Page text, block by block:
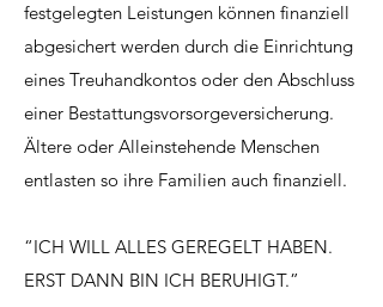
festgelegten Leistungen können finanziell
abgesichert werden durch die Einrichtung
eines Treuhandkontos oder den Abschluss
einer Bestattungsvorsorgeversicherung.
Ältere oder Alleinstehende Menschen
entlasten so ihre Familien auch finanziell.
“ICH WILL ALLES GEREGELT HABEN.
ERST DANN BIN ICH BERUHIGT.”